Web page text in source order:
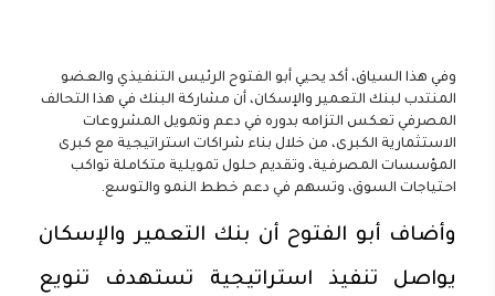
وفي هذا السياق، أكد يحيي أبو الفتوح الرئيس التنفيذي والعضو
المنتدب لبنك التعمير والإسكان، أن مشاركة البنك في هذا التحالف
المصرفي تعكس التزامه بدوره في دعم وتمويل المشروعات
الاستثمارية الكبرى، من خلال بناء شراكات استراتيجية مع كبرى
المؤسسات المصرفية، وتقديم حلول تمويلية متكاملة تواكب
احتياجات السوق، وتسهم في دعم خطط النمو والتوسع.
وأضاف أبو الفتوح أن بنك التعمير والإسكان
يواصل تنفيذ استراتيجية تستهدف تنويع